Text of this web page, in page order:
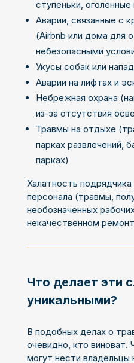
ступеньки,
Аварии, связанные с
(Airbnb или дома для
небезопасными
Укусы собак или
Аварии на лифтах и
Небрежная охрана
из-за отсутствия
Травмы на отдыхе
парках развлечений,
парках)
Халатность
персонала (травмы,
необозначенных
некачественном
Что делает эти
уникальными?
В подобных делах о
очевидно, кто виноват.
могут нести владельцы